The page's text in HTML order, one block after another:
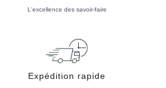
L'excellence des savoir-faire
Expédition rapide